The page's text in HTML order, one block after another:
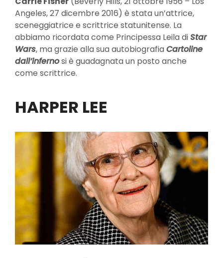
Angeles, 27 dicembre 2016) è stata un’attrice,
sceneggiatrice e scrittrice statunitense. La
abbiamo ricordata come Principessa Leila diStar
Wars, ma grazie alla sua autobiografiaCartoline
dall’infernosi è guadagnata un posto anche
come scrittrice.
HARPER LEE